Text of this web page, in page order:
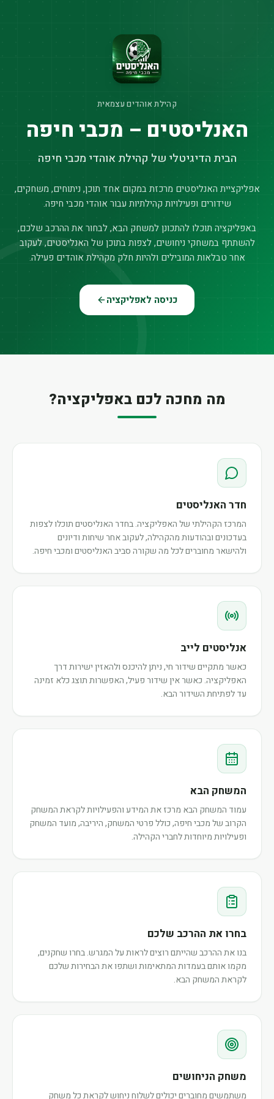
קהילת אוהדים עצמאית
האנליסטים – מכבי חיפה
הבית הדיגיטלי של קהילת אוהדי מכבי חיפה
אפליקציית האנליסטים מרכזת במקום אחד תוכן, ניתוחים, משחקים,
שידורים ופעילויות קהילתיות עבור אוהדי מכבי חיפה.
באפליקציה תוכלו להתכונן למשחק הבא, לבחור את ההרכב שלכם,
להשתתף במשחקי ניחושים, לצפות בתוכן של האנליסטים, לעקוב
אחר טבלאות המובילים ולהיות חלק מקהילת אוהדים פעילה.
כניסה לאפליקציה
מה מחכה לכם באפליקציה?
חדר האנליסטים
המרכז הקהילתי של האפליקציה. בחדר האנליסטים תוכלו לצפות
בעדכונים ובהודעות מהקהילה, לעקוב אחר שיחות ודיונים
ולהישאר מחוברים לכל מה שקורה סביב האנליסטים ומכבי חיפה.
אנליסטים לייב
כאשר מתקיים שידור חי, ניתן להיכנס ולהאזין ישירות דרך
האפליקציה. כאשר אין שידור פעיל, האפשרות תוצג כלא זמינה
עד לפתיחת השידור הבא.
המשחק הבא
עמוד המשחק הבא מרכז את המידע והפעילויות לקראת המשחק
הקרוב של מכבי חיפה, כולל פרטי המשחק, היריבה, מועד המשחק
ופעילויות מיוחדות לחברי הקהילה.
בחרו את ההרכב שלכם
בנו את ההרכב שהייתם רוצים לראות על המגרש. בחרו שחקנים,
מקמו אותם בעמדות המתאימות ושתפו את הבחירות שלכם
לקראת המשחק הבא.
משחק הניחושים
משתמשים מחוברים יכולים לשלוח ניחוש לקראת כל משחק